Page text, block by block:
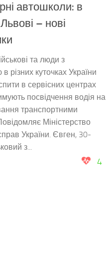
автошколи: в
– нові
та люди з
в різних куточках України
в сервісних центрах
посвідчення водія на
транспортними
Міністерство
України. Євген, 30-
з...
4